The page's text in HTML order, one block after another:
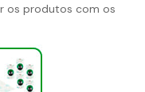
os produtos com os